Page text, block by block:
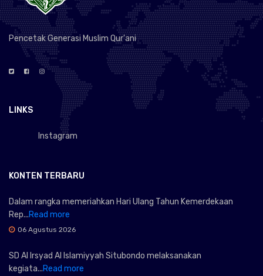
Pencetak Generasi Muslim Qur'ani
LINKS
Instagram
KONTEN TERBARU
Dalam rangka memeriahkan Hari Ulang Tahun Kemerdekaan
Rep...Read more
06 Agustus 2026
SD Al Irsyad Al Islamiyyah Situbondo melaksanakan
kegiata...Read more